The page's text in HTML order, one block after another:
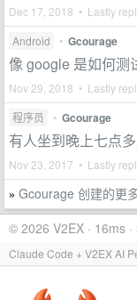
Dec 17, 2018 • Lastly
Android • Gcourage
像 google 是如何测
Nov 29, 2018 • Lastly
程序员 • Gcourage
有人坐到晚上七点
Nov 23, 2017 • Lastly
» Gcourage 创建的更
© 2026 V2EX · 16ms
Claude Code + V2EX AI